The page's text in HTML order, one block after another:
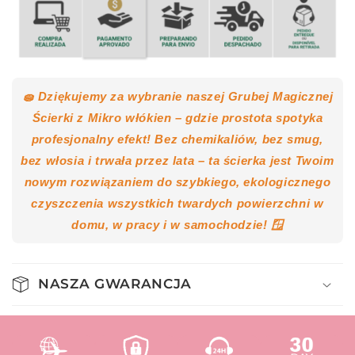
🧽 Dziękujemy za wybranie naszej Grubej Magicznej
Ścierki z Mikro włókien – gdzie prostota spotyka
profesjonalny efekt! Bez chemikaliów, bez smug,
bez włosia i trwała przez lata – ta ścierka jest Twoim
nowym rozwiązaniem do szybkiego, ekologicznego
czyszczenia wszystkich twardych powierzchni w
domu, w pracy i w samochodzie! 🪟
NASZA GWARANCJA